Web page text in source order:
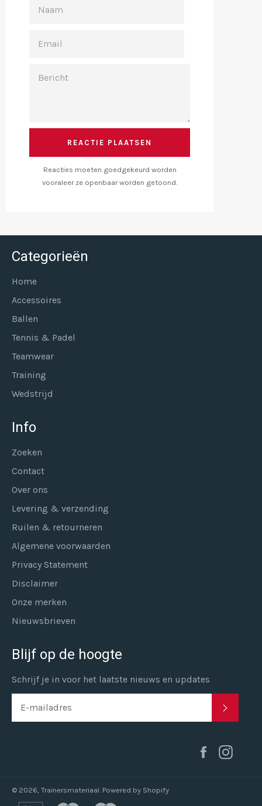
Reacties moeten goedgekeurd worden
vooraleer ze openbaar worden getoond.
Categorieën
Home
Accessoires
Ballen
Tennis & Padel
Teamwear
Training
Wedstrijd
Info
Zoeken
Contact
Over ons
Levering & verzending
Ruilen & retourneren
Algemene voorwaarden
Privacy Statement
Disclaimer
Onze merken
Nieuwsbrieven
Blijf op de hoogte
Schrijf je in voor het laatste nieuws en updates
Facebook
© 2026, Trainersmateriaal. Powered by Shopify